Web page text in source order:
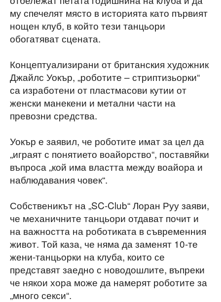
му спечелят място в историята като първият
нощен клуб, в който тези танцьори
обогатяват сцената.
Концептуализирани от британския художник
Джайлс Уокър, „роботите – стриптизьорки“
са изработени от пластмасови кутии от
женски манекени и метални части на
превозни средства.
Уокър е заявил, че роботите имат за цел да
„играят с понятието воайорство“, поставяйки
въпроса „кой има властта между воайора и
наблюдавания човек“.
Собственикът на „SC-Club“ Лоран Руу заяви,
че механичните танцьори отдават почит и
на важността на роботиката в съвременния
живот. Той каза, че няма да заменят 10-те
жени-танцьорки на клуба, които се
представят заедно с новодошлите, въпреки
че някои хора може да намерят роботите за
„много секси“.